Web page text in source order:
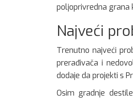
poljoprivredna grana
Najveći
Trenutno najveći
prerađivača i
dodaje da projekti s
Osim gradnje